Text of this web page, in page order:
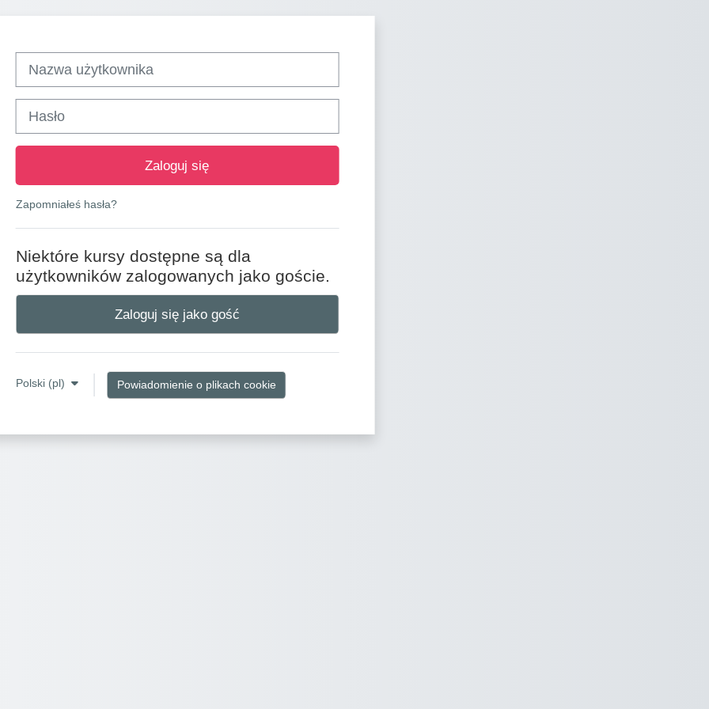
Zaloguj się
Zapomniałeś hasła?
Niektóre kursy dostępne są dla
użytkowników zalogowanych jako goście.
Zaloguj się jako gość
Polski ‎(pl)‎ Powiadomienie o plikach cookie